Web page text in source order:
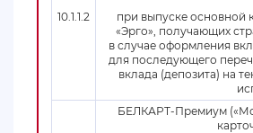
10.1.1.2
при выпуске основной
«Эрго», получающих
в случае оформления
для последующего
вклада (депозита) на
БЕЛКАРТ-Премиум